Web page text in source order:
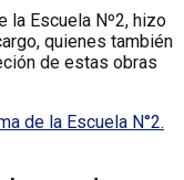
la Escuela Nº2, hizo
quienes también
de estas obras
de la Escuela N°2.